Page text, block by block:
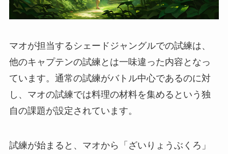
マオが担当するシェードジャングルでの試練は、
他のキャプテンの試練とは一味違った内容となっ
ています。通常の試練がバトル中心であるのに対
し、マオの試練では料理の材料を集めるという独
自の課題が設定されています。
試練が始まると、マオから「ざいりょうぶくろ」